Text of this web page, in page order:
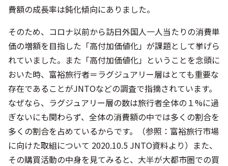
費額の成長率は鈍化傾向にありました。
そのため、コロナ以前から訪日外国人一人当たりの消費単
価の増額を目指した「高付加価値化」が課題として挙げら
れていました。また「高付加価値化」ということを念頭に
おいた時、富裕旅行者＝ラグジュアリー層はとても重要な
存在であることがJNTOなどの調査で指摘されています。
なぜなら、ラグジュアリー層の数は旅行者全体の１%に過
ぎないにも関わらず、全体の消費額の中では多くの割合を
多くの割合を占めているからです。（参照：富裕旅行市場
に向けた取組について 2020.10.5 JNTO資料より）また、
その購買活動の中身を見てみると、大半が大都市圏での買